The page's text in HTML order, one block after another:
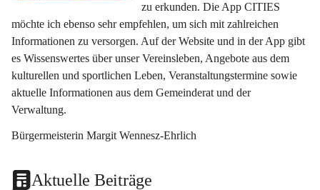
zu erkunden. Die App CITIES
möchte ich ebenso sehr empfehlen, um sich mit zahlreichen
Informationen zu versorgen. Auf der Website und in der App gibt
es Wissenswertes über unser Vereinsleben, Angebote aus dem
kulturellen und sportlichen Leben, Veranstaltungstermine sowie
aktuelle Informationen aus dem Gemeinderat und der
Verwaltung.
Bürgermeisterin Margit Wennesz-Ehrlich
Aktuelle Beiträge